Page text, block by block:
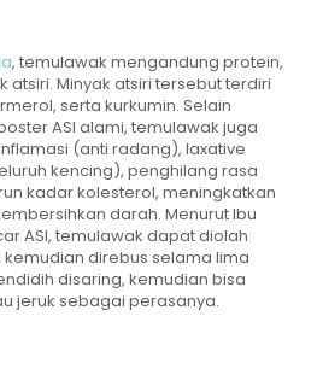
, temulawak mengandung protein,
atsiri. Minyak atsiri tersebut terdiri
serta kurkumin. Selain
ASI alami, temulawak juga
(anti radang), laxative
kencing), penghilang rasa
kadar kolesterol, meningkatkan
darah. Menurut Ibu
ASI, temulawak dapat diolah
direbus selama lima
disaring, kemudian bisa
jeruk sebagai perasanya.